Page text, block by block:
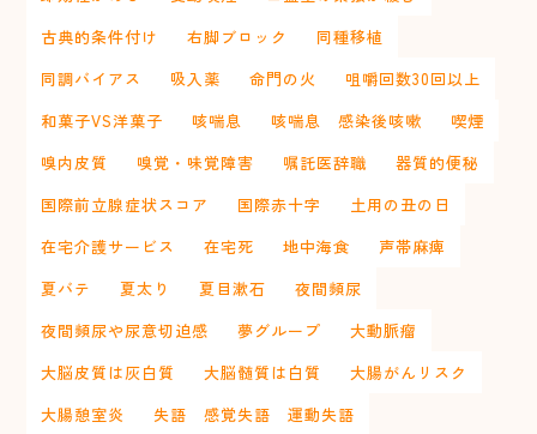
古典的条件付け
右脚ブロック
同種移植
同調バイアス
吸入薬 命門の火
咀嚼回数30回以上
和菓子VS洋菓子
咳喘息 咳喘息 感染後咳嗽
喫煙
嗅内皮質
嗅覚・味覚障害 嘱託医辞職
器質的便秘
国際前立腺症状スコア
国際赤十字
土用の丑の日
在宅介護サービス
在宅死 地中海食
声帯麻痺
夏バテ
夏太り 夏目漱石
夜間頻尿
夜間頻尿や尿意切迫感
夢グループ
大動脈瘤
大脳皮質は灰白質
大脳髄質は白質
大腸がんリスク
大腸憩室炎
失語 感覚失語 運動失語